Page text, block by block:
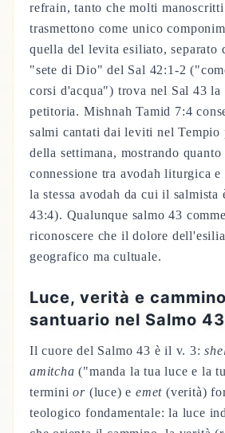
refrain, tanto che molti
trasmettono come unico
quella del levita esiliato, separato
"sete di Dio" del Sal 42:1-2
corsi d'acqua") trova nel Sal 43 la
petitoria. Mishnah Tamid 7:4
salmi cantati dai leviti nel Tempio
della settimana, mostrando
connessione tra avodah liturgica
la stessa avodah da cui il salmista
43:4). Qualunque salmo 43
riconoscere che il dolore
geografico ma cultuale.
Luce, verità e
santuario nel Salmo 43
Il cuore del Salmo 43 è il v. 3:
amitcha ("manda la tua luce e la
terminior (luce) eemet (verità)
teologico fondamentale: la luce